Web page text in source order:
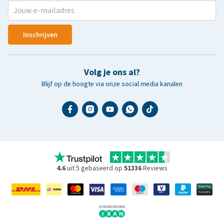
Inschrijven
Volg je ons al?
Blijf op de hoogte via onze social media kanalen
4.6uit 5 gebaseerd op 51336Reviews